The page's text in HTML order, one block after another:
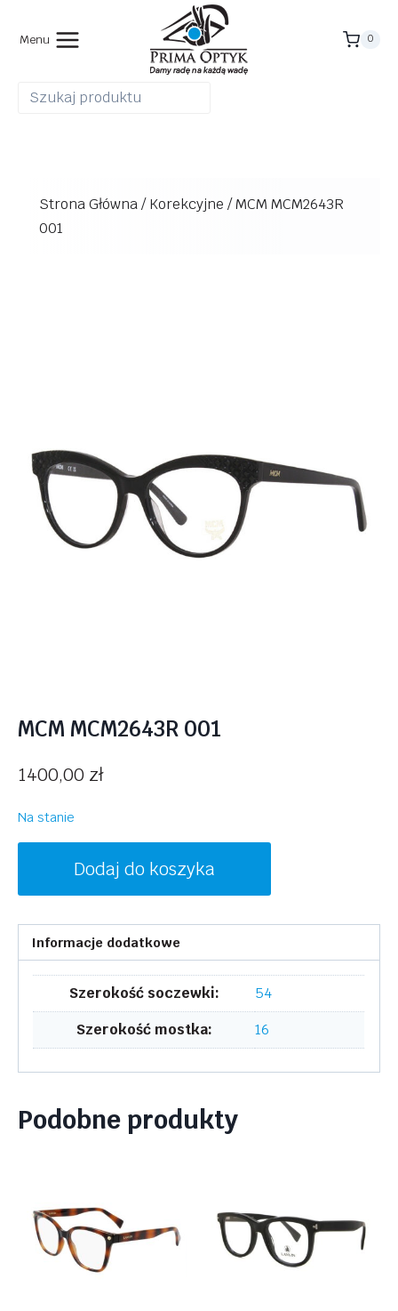
Menu 0
Strona Główna/Korekcyjne /MCM MCM2643R
001
MCM MCM2643R 001
1400,00 zł
Na stanie
MCM2643R
001
Dodaj do koszyka
Informacje dodatkowe
Szerokość soczewki:
54
Szerokość mostka:
16
Podobne produkty